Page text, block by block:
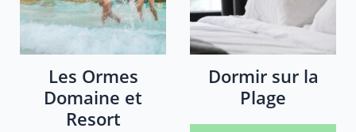
Les Ormes
Domaine et
Resort
Dormir sur la
Plage